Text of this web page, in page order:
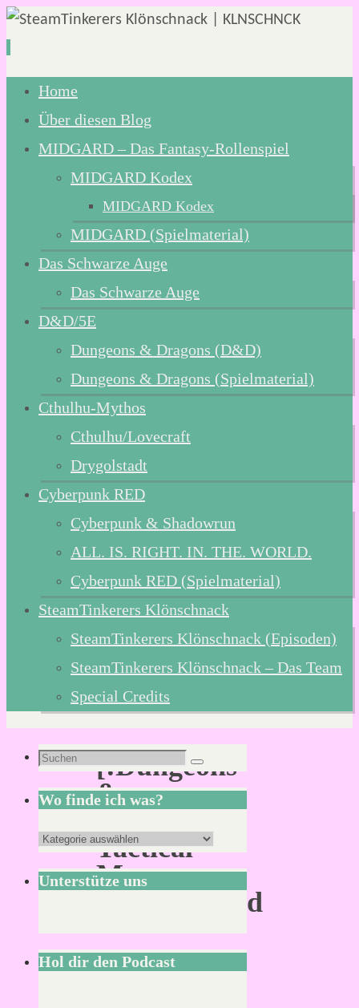
Zum
Inhalt
springen
Home
Über diesen Blog
MIDGARD – Das Fantasy-Rollenspiel
MIDGARD Kodex
MIDGARD Kodex
MIDGARD (Spielmaterial)
Das Schwarze Auge
Das Schwarze Auge
D&D/5E
Dungeons & Dragons (D&D)
Dungeons & Dragons (Spielmaterial)
Cthulhu-Mythos
Cthulhu/Lovecraft
Drygolstadt
Cyberpunk RED
Cyberpunk & Shadowrun
ALL. IS. RIGHT. IN. THE. WORLD.
Cyberpunk RED (Spielmaterial)
SteamTinkerers Klönschnack
SteamTinkerers Klönschnack (Episoden)
SteamTinkerers Klönschnack – Das Team
Special Credits
[:Dungeons
&
Dragons:]
Tactical
Maps
Reincarnated
Suchen
nach:
Suchen
Wo finde ich was?
Wo
finde
ich
Unterstütze uns
Hol dir den Podcast